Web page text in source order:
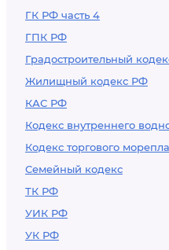
ГК РФ часть 4
ГПК РФ
Градостроительный
Жилищный кодекс РФ
КАС РФ
Кодекс внутреннего
Кодекс торгового
Семейный кодекс
ТК РФ
УИК РФ
УК РФ